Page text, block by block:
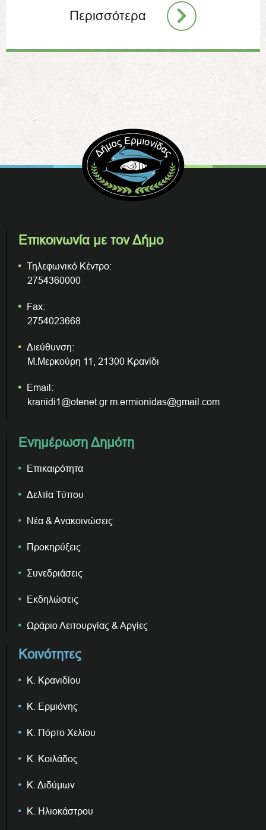
Περισσότερα
Επικοινωνία με τον Δήμο
Τηλεφωνικό Κέντρο:
2754360000
Fax:
2754023668
Διεύθυνση:
Μ.Μερκούρη 11, 21300 Κρανίδι
Email:
kranidi1@otenet.gr m.ermionidas@gmail.com
Ενημέρωση Δημότη
Επικαιρότητα
Δελτία Τύπου
Νέα & Ανακοινώσεις
Προκηρύξεις
Συνεδριάσεις
Εκδηλώσεις
Ωράριο Λειτουργίας & Αργίες
Κοινότητες
Κ. Κρανιδίου
Κ. Ερμιόνης
Κ. Πόρτο Χελίου
Κ. Κοιλάδος
Κ. Διδύμων
Κ. Ηλιοκάστρου